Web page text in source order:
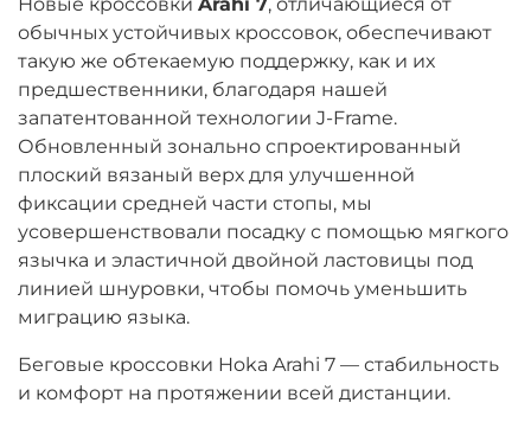
обычных устойчивых кроссовок, обеспечивают
такую ​​же обтекаемую поддержку, как и их
предшественники, благодаря нашей
запатентованной технологии J-Frame.
Обновленный зонально спроектированный
плоский вязаный верх для улучшенной
фиксации средней части стопы, мы
усовершенствовали посадку с помощью мягкого
язычка и эластичной двойной ластовицы под
линией шнуровки, чтобы помочь уменьшить
миграцию языка.
Беговые кроссовки Hoka Arahi 7 — стабильность
и комфорт на протяжении всей дистанции.